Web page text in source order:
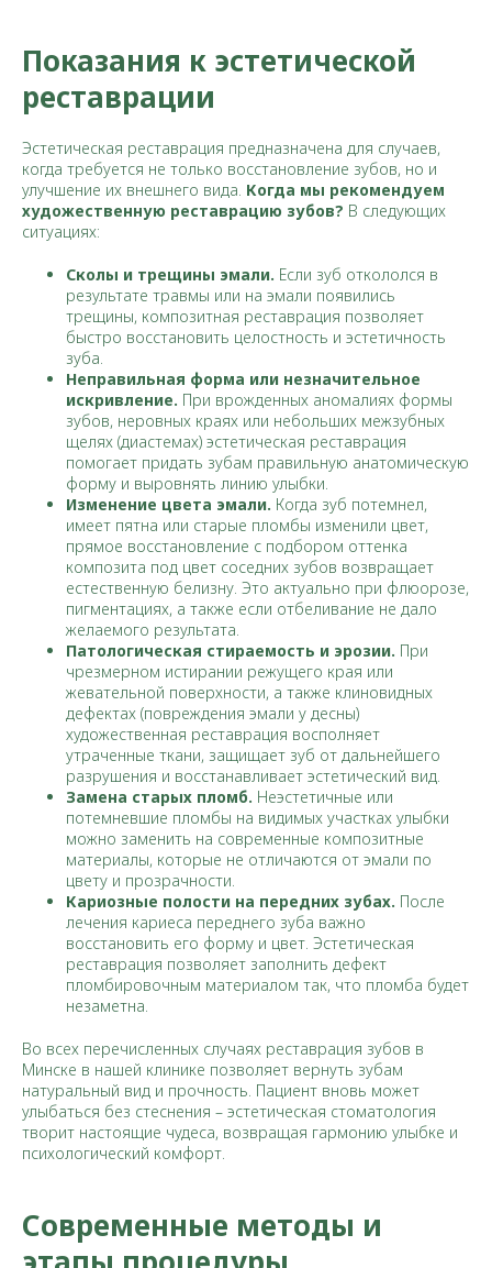
Показания к эстетической
реставрации
Эстетическая реставрация предназначена для случаев,
когда требуется не только восстановление зубов, но и
улучшение их внешнего вида. Когда мы рекомендуем
художественную реставрацию зубов? В следующих
ситуациях:
Сколы и трещины эмали. Если зуб откололся в
результате травмы или на эмали появились
трещины, композитная реставрация позволяет
быстро восстановить целостность и эстетичность
зуба.
Неправильная форма или незначительное
искривление. При врожденных аномалиях формы
зубов, неровных краях или небольших межзубных
щелях (диастемах) эстетическая реставрация
помогает придать зубам правильную анатомическую
форму и выровнять линию улыбки.
Изменение цвета эмали. Когда зуб потемнел,
имеет пятна или старые пломбы изменили цвет,
прямое восстановление с подбором оттенка
композита под цвет соседних зубов возвращает
естественную белизну. Это актуально при флюорозе,
пигментациях, а также если отбеливание не дало
желаемого результата.
Патологическая стираемость и эрозии. При
чрезмерном истирании режущего края или
жевательной поверхности, а также клиновидных
дефектах (повреждения эмали у десны)
художественная реставрация восполняет
утраченные ткани, защищает зуб от дальнейшего
разрушения и восстанавливает эстетический вид.
Замена старых пломб. Неэстетичные или
потемневшие пломбы на видимых участках улыбки
можно заменить на современные композитные
материалы, которые не отличаются от эмали по
цвету и прозрачности.
Кариозные полости на передних зубах. После
лечения кариеса переднего зуба важно
восстановить его форму и цвет. Эстетическая
реставрация позволяет заполнить дефект
пломбировочным материалом так, что пломба будет
незаметна.
Во всех перечисленных случаях реставрация зубов в
Минске в нашей клинике позволяет вернуть зубам
натуральный вид и прочность. Пациент вновь может
улыбаться без стеснения – эстетическая стоматология
творит настоящие чудеса, возвращая гармонию улыбке и
психологический комфорт.
Современные методы и